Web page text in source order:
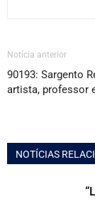
Notícia anterior
90193: Sargento
artista, professor
NOTÍCIAS